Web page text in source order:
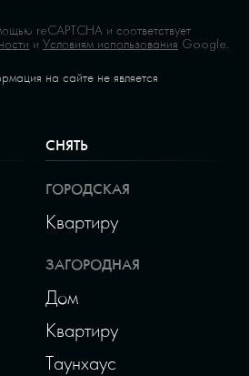
СНЯТЬ
ГОРОДСКАЯ
Квартиру
ЗАГОРОДНАЯ
Дом
Квартиру
Таунхаус
reCAPTCHA и соответствует
и Условиям использования Google.
на сайте не является